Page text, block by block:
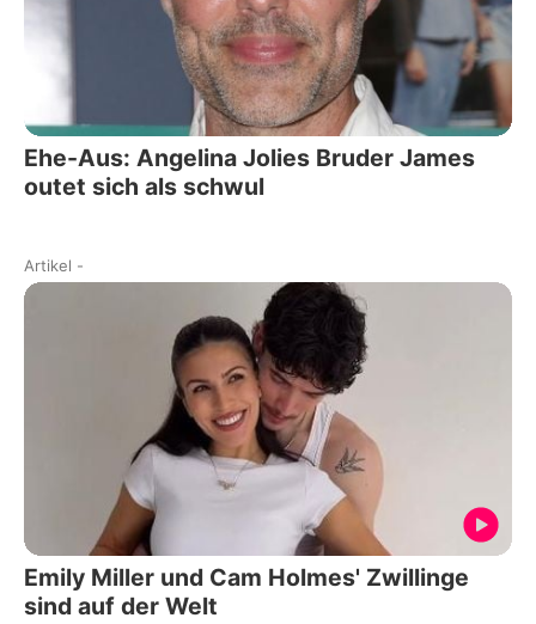
Ehe-Aus: Angelina Jolies Bruder James
outet sich als schwul
Artikel -
Emily Miller und Cam Holmes' Zwillinge
sind auf der Welt